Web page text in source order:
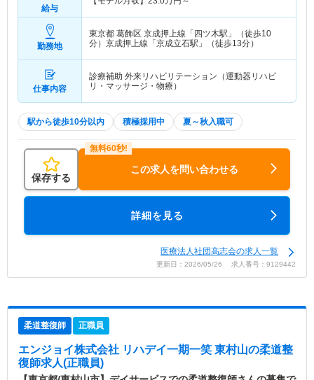
給与
勤務地
東京都 葛飾区 京成押上線「四ツ木駅」（徒歩10
分）京成押上線「京成立石駅」（徒歩13分）
仕事内容
診療補助 外来リハビリテーション（運動器リハビ
リ・マッサージ・物療）
駅から徒歩10分以内 積極採用中 夏～秋入職可
保存する
この求人を問い合わせる
詳細を見る
医療法人社団高志会の求人一覧
更新日：2026/05/26 求人番号：9129442
柔道整復師 正職員
エンジョイ株式会社 リハデイ一期一笑 東村山の柔道整
復師求人(正職員)